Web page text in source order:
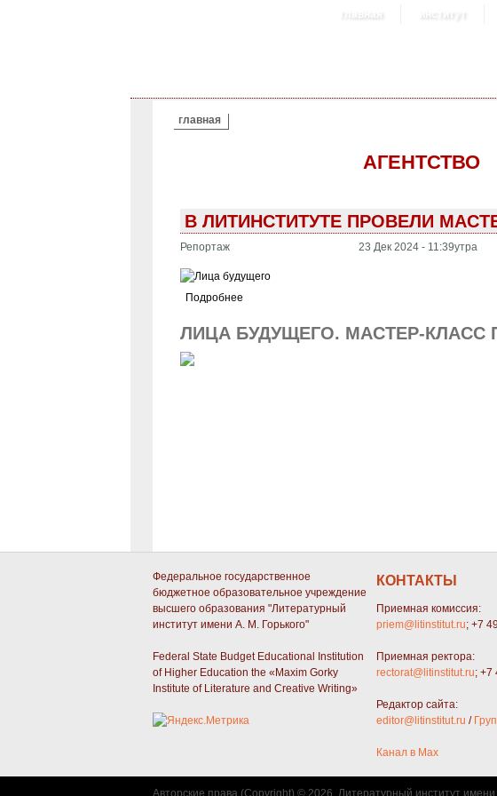
главная институт
ВЫ ЗДЕСЬ
главная
АГЕНТСТВО
В ЛИТИНСТИТУТЕ ПРОВЕЛИ
Репортаж 23 Дек 2024 - 11:39утра
Подробнее
ЛИЦА БУДУЩЕГО. МАСТЕР-КЛАСС
Федеральное государственное
бюджетное образовательное учреждение
высшего образования "Литературный
институт имени А. М. Горького"
Federal State Budget Educational Institution
of Higher Education the «Maxim Gorky
Institute of Literature and Creative Writing»
КОНТАКТЫ
Приемная комиссия:
priem@litinstitut.ru; +7
Приемная ректора:
rectorat@litinstitut.ru; +7
Редактор сайта:
editor@litinstitut.ru /
Канал в Max
Авторские права (Copyright) © 2026, Литературный институт имени